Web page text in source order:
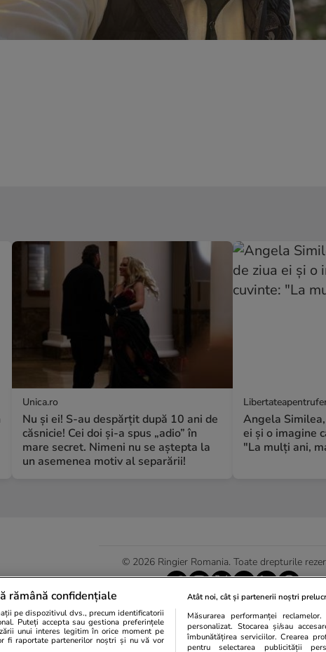
Unica.ro
Nu și ei! S-au despărțit după 10 ani de
căsnicie! Cei doi și-a spus „adio” în
mare secret. Nimeni nu se aștepta la
un asemenea motiv al separării!
Angela
ei și o imagine
"La mulți ani,
© 2026 Ringier Romania. Toate drepturile
Actualizare preferințe cookies
rămână confidențiale
pe dispozitivul dvs., precum identificatorii
Puteți accepta sau gestiona preferințele
unui interes legitim în orice moment pe
fi raportate partenerilor noștri și nu vă vor
Atât noi, cât și partenerii noștri
Măsurarea performanței
personalizat. Stocarea și/sau
îmbunătățirea serviciilor. Crearea
pentru selectarea publicității